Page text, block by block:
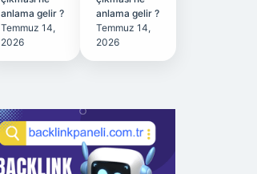
anlama gelir ?
Temmuz 14,
2026
anlama gelir ?
Temmuz 14,
2026